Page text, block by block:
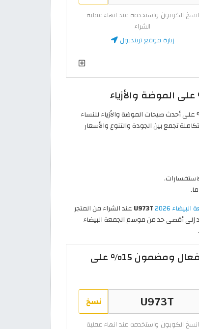
انسخ الكوبون واستخدمه عند انهاء عملية
الشراء
زيارة موقع ترينديول
شي إن تخفيضات الجمعة البيضاء بخصومات كبيرة تصل إلى 70% على أحدث صيحات الموضة والأزياء للنساء
تجمع بين الجودة والتنوع والأسعار
2026
U973T عند الشراء من المتجر
إلى أقصى حد من موسم الجمعة البيضاء
كود خصم شي ان 2026 تخفيض فعال ومضمون 15% على
نسخ
انسخ الكوبون واستخدمه عند انهاء عملية